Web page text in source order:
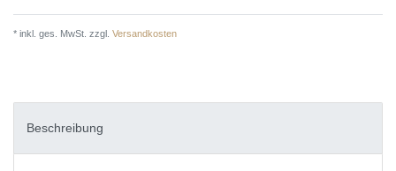
* inkl. ges. MwSt. zzgl. Versandkosten
Beschreibung